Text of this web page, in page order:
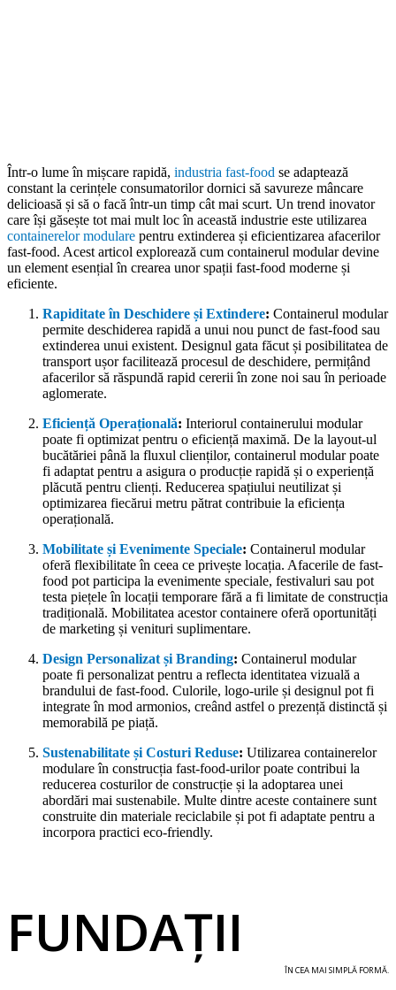
Într-o lume în mișcare rapidă, industria fast-food se adaptează
constant la cerințele consumatorilor dornici să savureze mâncare
delicioasă și să o facă într-un timp cât mai scurt. Un trend inovator
care își găsește tot mai mult loc în această industrie este utilizarea
containerelor modulare pentru extinderea și eficientizarea afacerilor
fast-food. Acest articol explorează cum containerul modular devine
un element esențial în crearea unor spații fast-food moderne și
eficiente.
Rapiditate în Deschidere și Extindere: Containerul modular
permite deschiderea rapidă a unui nou punct de fast-food sau
extinderea unui existent. Designul gata făcut și posibilitatea de
transport ușor facilitează procesul de deschidere, permițând
afacerilor să răspundă rapid cererii în zone noi sau în perioade
aglomerate.
Eficiență Operațională: Interiorul containerului modular
poate fi optimizat pentru o eficiență maximă. De la layout-ul
bucătăriei până la fluxul clienților, containerul modular poate
fi adaptat pentru a asigura o producție rapidă și o experiență
plăcută pentru clienți. Reducerea spațiului neutilizat și
optimizarea fiecărui metru pătrat contribuie la eficiența
operațională.
Mobilitate și Evenimente Speciale: Containerul modular
oferă flexibilitate în ceea ce privește locația. Afacerile de fast-
food pot participa la evenimente speciale, festivaluri sau pot
testa piețele în locații temporare fără a fi limitate de construcția
tradițională. Mobilitatea acestor containere oferă oportunități
de marketing și venituri suplimentare.
Design Personalizat și Branding: Containerul modular
poate fi personalizat pentru a reflecta identitatea vizuală a
brandului de fast-food. Culorile, logo-urile și designul pot fi
integrate în mod armonios, creând astfel o prezență distinctă și
memorabilă pe piață.
Sustenabilitate și Costuri Reduse: Utilizarea containerelor
modulare în construcția fast-food-urilor poate contribui la
reducerea costurilor de construcție și la adoptarea unei
abordări mai sustenabile. Multe dintre aceste containere sunt
construite din materiale reciclabile și pot fi adaptate pentru a
incorpora practici eco-friendly.
FUNDAȚII
ÎN CEA MAI SIMPLĂ FORMĂ.